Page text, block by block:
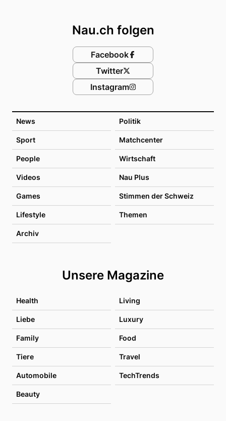
News Politik
Sport Matchcenter
People Wirtschaft
Videos Nau Plus
Games Stimmen der Schweiz
Lifestyle Themen
Archiv
Unsere Magazine
Health Living
Liebe Luxury
Family Food
Tiere Travel
Automobile TechTrends
Beauty
Nau.ch folgen
Facebook
Twitter
Instagram